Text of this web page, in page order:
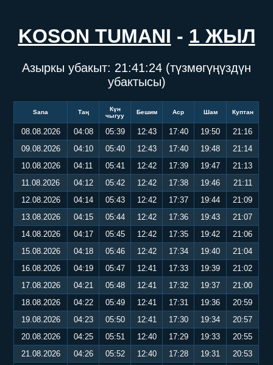
KOSON TUMANI - 1 ЖЫЛ
Азыркы убакыт: 21:41:25 (түзмөгүңүздүн
убактысы)
Sana Таң
Күн
чыгуу
Бешим Аср Шам Куптан
08.08.2026 04:08 05:39 12:43 17:40 19:50
21:16
09.08.2026
04:10 05:40 12:43 17:40 19:48
21:14
10.08.2026
04:11 05:41 12:42 17:39 19:47
21:13
11.08.2026
04:12 05:42 12:42 17:38 19:46
21:11
12.08.2026
04:14 05:43 12:42 17:37 19:44
21:09
13.08.2026
04:15 05:44 12:42 17:36 19:43
21:07
14.08.2026
04:17 05:45 12:42 17:35 19:42
21:06
15.08.2026
04:18 05:46 12:42 17:34 19:40
21:04
16.08.2026
04:19 05:47 12:41 17:33 19:39
21:02
17.08.2026
04:21 05:48 12:41 17:32 19:37
21:00
18.08.2026
04:22 05:49 12:41 17:31 19:36
20:59
19.08.2026
04:23 05:50 12:41 17:30 19:34
20:57
20.08.2026
04:25 05:51 12:40 17:29 19:33
20:55
21.08.2026
04:26 05:52 12:40 17:28 19:31
20:53